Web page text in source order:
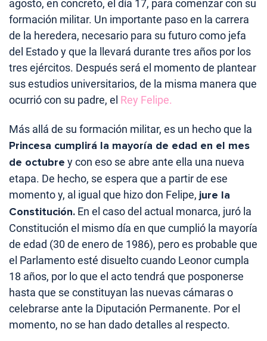
agosto, en concreto, el día 17, para comenzar con su
formación militar. Un importante paso en la carrera
de la heredera, necesario para su futuro como jefa
del Estado y que la llevará durante tres años por los
tres ejércitos. Después será el momento de plantear
sus estudios universitarios, de la misma manera que
ocurrió con su padre, el Rey Felipe.
Más allá de su formación militar, es un hecho que la
Princesa cumplirá la mayoría de edad en el mes
de octubre y con eso se abre ante ella una nueva
etapa. De hecho, se espera que a partir de ese
momento y, al igual que hizo don Felipe, jure la
Constitución. En el caso del actual monarca, juró la
Constitución el mismo día en que cumplió la mayoría
de edad (30 de enero de 1986), pero es probable que
el Parlamento esté disuelto cuando Leonor cumpla
18 años, por lo que el acto tendrá que posponerse
hasta que se constituyan las nuevas cámaras o
celebrarse ante la Diputación Permanente. Por el
momento, no se han dado detalles al respecto.